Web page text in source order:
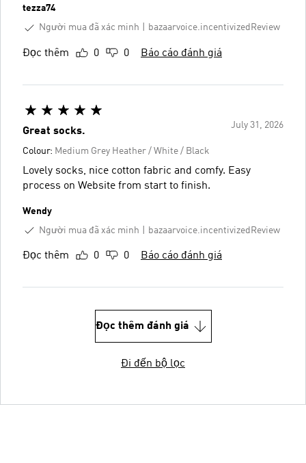
tezza74
Người mua đã xác minh
bazaarvoice.incentivizedReview
Đọc thêm 0 0 Báo cáo đánh giá
July 31, 2026
Great socks.
Colour: Medium Grey Heather / White / Black
Lovely socks, nice cotton fabric and comfy. Easy
process on Website from start to finish.
Wendy
Người mua đã xác minh
bazaarvoice.incentivizedReview
Đọc thêm 0 0 Báo cáo đánh giá
Đọc thêm đánh giá
Đi đến bộ lọc